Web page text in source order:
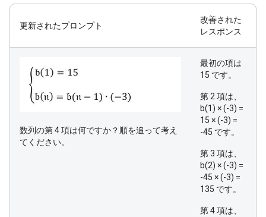
更新されたプロンプト
改善された
レスポンス
数列の第 4 項は何ですか？順を追って考え
てください。
最初の項は
15 です。
第 2 項は、
b(1) × (-3) =
15 × (-3) =
-45 です。
第 3 項は、
b(2) × (-3) =
-45 × (-3) =
135 です。
第 4 項は、